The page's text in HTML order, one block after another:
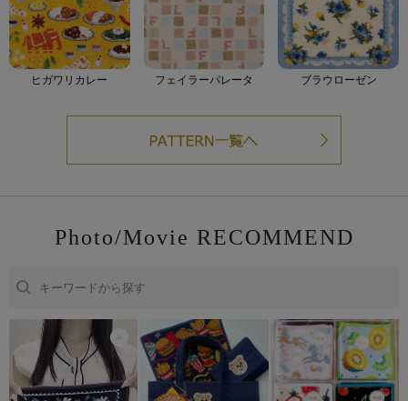
ヒガワリカレー フェイラーパレータ ブラウローゼン
Photo/Movie RECOMMEND